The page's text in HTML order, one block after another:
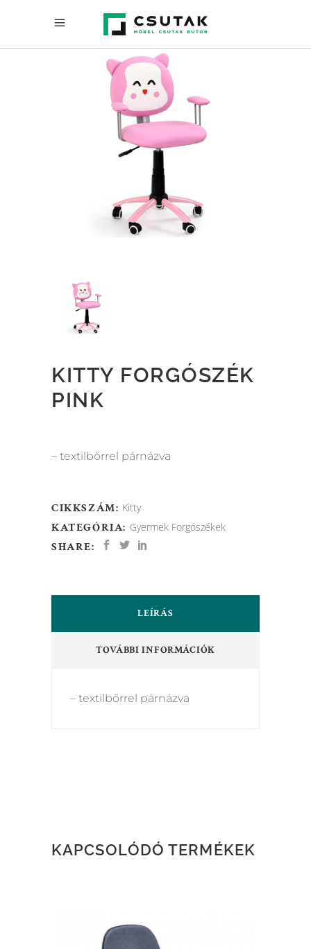
KITTY FORGÓSZÉK
PINK
– textilbőrrel párnázva
CIKKSZÁM: Kitty
KATEGÓRIA: Gyermek Forgószékek
SHARE:
LEÍRÁS
TOVÁBBI INFORMÁCIÓK
– textilbőrrel párnázva
KAPCSOLÓDÓ TERMÉKEK